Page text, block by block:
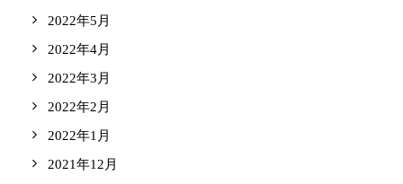
2022年5月
2022年4月
2022年3月
2022年2月
2022年1月
2021年12月